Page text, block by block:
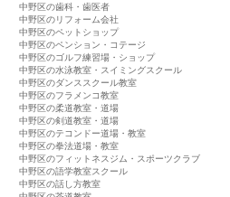
中野区の歯科・歯医者
中野区のリフォーム会社
中野区のペットショップ
中野区のペンション・コテージ
中野区のゴルフ練習場・ショップ
中野区の水泳教室・スイミングスクール
中野区のダンススクール教室
中野区のフラメンコ教室
中野区の柔道教室・道場
中野区の剣道教室・道場
中野区のテコンドー道場・教室
中野区の拳法道場・教室
中野区のフィットネスジム・スポーツクラブ
中野区の語学教室スクール
中野区の話し方教室